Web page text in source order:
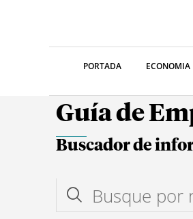
PORTADA ECONOMIA
Guía de
Buscador de